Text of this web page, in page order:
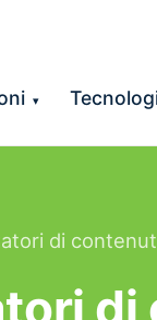
▾
di
di